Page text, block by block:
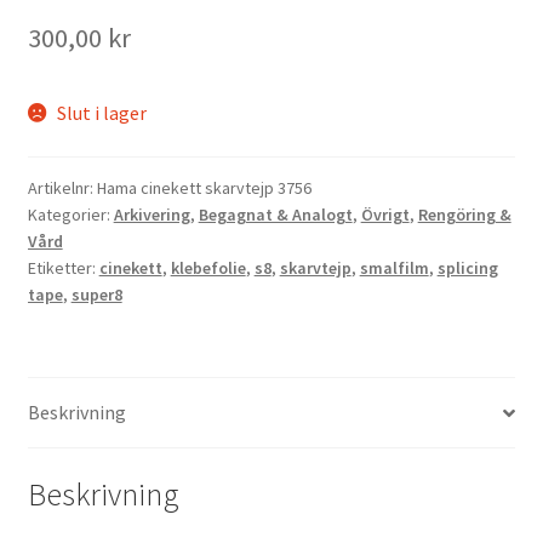
Kikare Tillbehör
Step-ringar
DVD/CD/Tape
Minneskort
USB-minne / Hårddisk
Batterier för Canon
300,00 kr
Slut i lager
Artikelnr: Hama cinekett skarvtejp 3756
Kategorier: Arkivering, Begagnat & Analogt, Övrigt, Rengöring &
Vård
Etiketter: cinekett, klebefolie, s8, skarvtejp, smalfilm, splicing
tape, super8
Beskrivning
Beskrivning